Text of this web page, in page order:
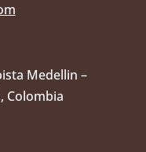
Medellin –
Colombia